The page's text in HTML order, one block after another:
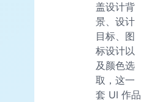
盖设计背
景、设计
目标、图
标设计以
及颜色选
取，这一
套 UI 作品